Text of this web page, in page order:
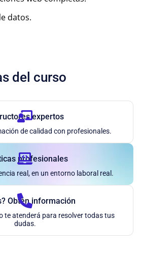
datos.
del curso
expertos
de calidad con profesionales.
profesionales
real, en un entorno laboral real.
Obtén información
te atenderá para resolver todas tus
dudas.